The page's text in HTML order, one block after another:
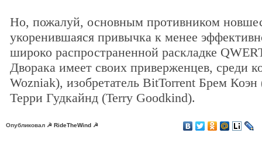
Но, пожалуй, основным противником
укоренившаяся привычка к менее
широко распространенной раскладке
Дворака имеет своих приверженцев, среди
Wozniak), изобретатель BitTorrent Брем
Терри Гудкайнд (Terry Goodkind).
Опубликовал ☭ RideTheWind ☭